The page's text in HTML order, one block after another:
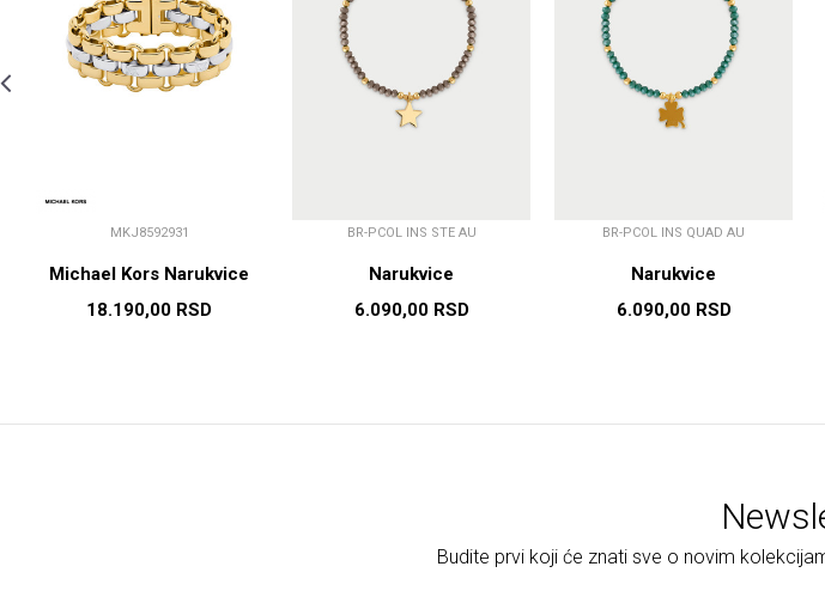
MKJ8592931
Michael Kors Narukvice
18.190,00 RSD
BR-PCOL INS STE AU
Narukvice
6.090,00 RSD
BR-PCOL INS QUAD AU
Narukvice
6.090,00 RSD
Budite prvi koji će znati sve o novim